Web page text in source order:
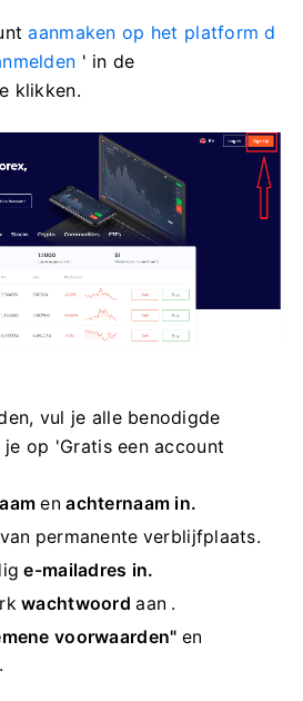
aanmaken op het platform d
' in de
klikken.
vul je alle benodigde
op 'Gratis een account
enachternaam in.
van permanente verblijfplaats.
e-mailadres in.
wachtwoord aan .
voorwaarden" en